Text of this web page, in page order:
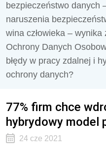
bezpieczeństwo danych
naruszenia
wina człowieka –
Ochrony Danych
błędy w pracy zdalnej i
ochrony danych?
77% firm chce
hybrydowy model
24 cze 2021